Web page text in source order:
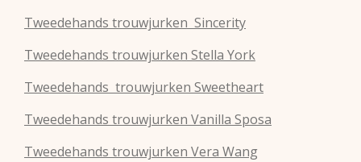
Tweedehands trouwjurken Sincerity
Tweedehands trouwjurken Stella York
Tweedehands trouwjurken Sweetheart
Tweedehands trouwjurken Vanilla Sposa
Tweedehands trouwjurken Vera Wang